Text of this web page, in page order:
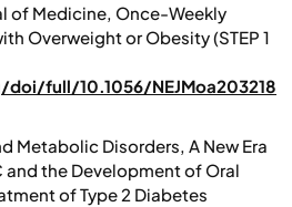
of Medicine, Once-Weekly
Overweight or Obesity (STEP 1
full/10.1056/NEJMoa203218
Metabolic Disorders, A New Era
and the Development of Oral
of Type 2 Diabetes